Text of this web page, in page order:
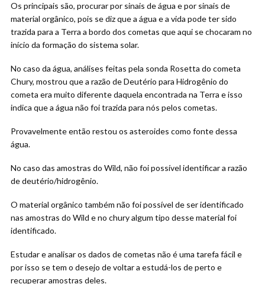
Os principais são, procurar por sinais de água e por sinais de
material orgânico, pois se diz que a água e a vida pode ter sido
trazida para a Terra a bordo dos cometas que aqui se chocaram no
início da formação do sistema solar.
No caso da água, análises feitas pela sonda Rosetta do cometa
Chury, mostrou que a razão de Deutério para Hidrogênio do
cometa era muito diferente daquela encontrada na Terra e isso
indica que a água não foi trazida para nós pelos cometas.
Provavelmente então restou os asteroides como fonte dessa
água.
No caso das amostras do Wild, não foi possível identificar a razão
de deutério/hidrogênio.
O material orgânico também não foi possível de ser identificado
nas amostras do Wild e no chury algum tipo desse material foi
identificado.
Estudar e analisar os dados de cometas não é uma tarefa fácil e
por isso se tem o desejo de voltar a estudá-los de perto e
recuperar amostras deles.